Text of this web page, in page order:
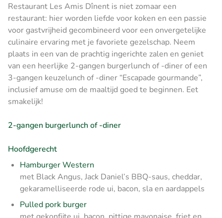
Restaurant Les Amis Dînent is niet zomaar een
restaurant: hier worden liefde voor koken en een passie
voor gastvrijheid gecombineerd voor een onvergetelijke
culinaire ervaring met je favoriete gezelschap. Neem
plaats in een van de prachtig ingerichte zalen en geniet
van een heerlijke 2-gangen burgerlunch of -diner of een
3-gangen keuzelunch of -diner “Escapade gourmande”,
inclusief amuse om de maaltijd goed te beginnen. Eet
smakelijk!
2-gangen burgerlunch of -diner
Hoofdgerecht
Hamburger Western
met Black Angus, Jack Daniel’s BBQ-saus, cheddar,
gekaramelliseerde rode ui, bacon, sla en aardappels
Pulled pork burger